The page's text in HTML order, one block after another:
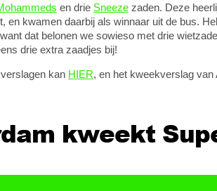
en drie Sneeze zaden. Deze
en kwamen daarbij als winnaar uit de bus.
dat belonen we sowieso met drie
drie extra zaadjes bij!
kan HIER, en het kweekverslag
kweekt